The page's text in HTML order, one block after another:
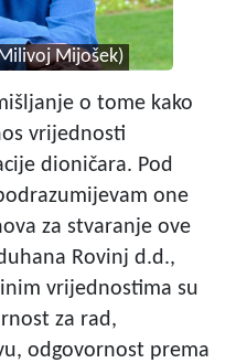
Mijošek)
o tome kako
vrijednosti
dioničara. Pod
one
za stvaranje ove
Rovinj d.d.,
vrijednostima su
za rad,
odgovornost prema